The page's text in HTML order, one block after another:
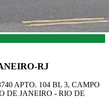
RJ
APTO. 104 BL 3, CAMPO
DE JANEIRO - RIO DE